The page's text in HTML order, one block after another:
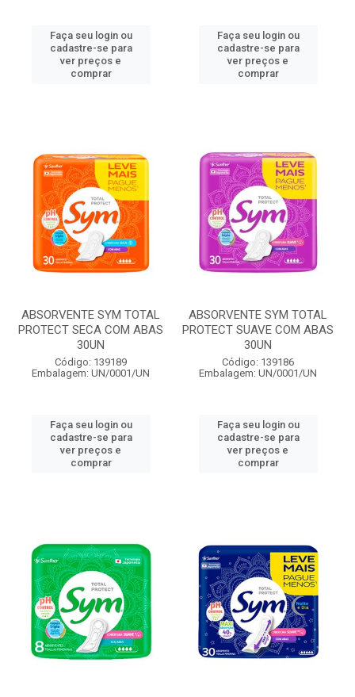
Faça seu login ou
cadastre-se para
ver preços e
comprar
Faça seu login ou
cadastre-se para
ver preços e
comprar
ABSORVENTE SYM TOTAL
PROTECT SECA COM ABAS
30UN
Código: 139189
Embalagem: UN/0001/UN
Faça seu login ou
cadastre-se para
ver preços e
comprar
ABSORVENTE SYM TOTAL
PROTECT SUAVE COM ABAS
30UN
Código: 139186
Embalagem: UN/0001/UN
Faça seu login ou
cadastre-se para
ver preços e
comprar